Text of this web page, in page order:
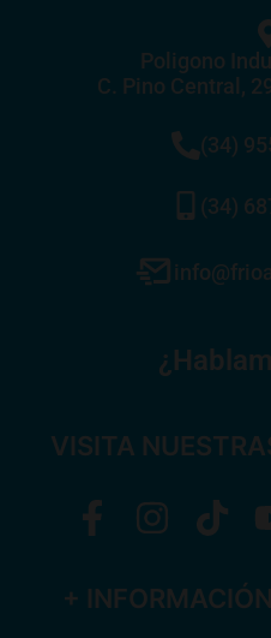
Poligono
C. Pino Central,
(34)
(34)
VISITA
+ INFORMACIÓN